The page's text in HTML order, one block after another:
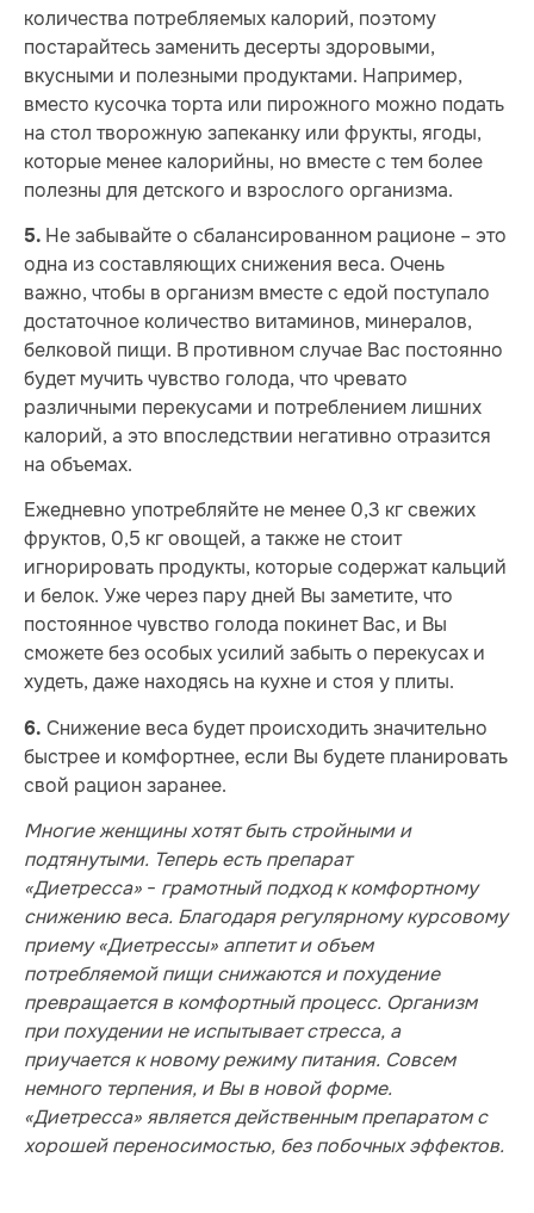
количества потребляемых калорий, поэтому
постарайтесь заменить десерты здоровыми,
вкусными и полезными продуктами. Например,
вместо кусочка торта или пирожного можно подать
на стол творожную запеканку или фрукты, ягоды,
которые менее калорийны, но вместе с тем более
полезны для детского и взрослого организма.
5. Не забывайте о сбалансированном рационе – это
одна из составляющих снижения веса. Очень
важно, чтобы в организм вместе с едой поступало
достаточное количество витаминов, минералов,
белковой пищи. В противном случае Вас постоянно
будет мучить чувство голода, что чревато
различными перекусами и потреблением лишних
калорий, а это впоследствии негативно отразится
на объемах.
Ежедневно употребляйте не менее 0,3 кг свежих
фруктов, 0,5 кг овощей, а также не стоит
игнорировать продукты, которые содержат кальций
и белок. Уже через пару дней Вы заметите, что
постоянное чувство голода покинет Вас, и Вы
сможете без особых усилий забыть о перекусах и
худеть, даже находясь на кухне и стоя у плиты.
6. Снижение веса будет происходить значительно
быстрее и комфортнее, если Вы будете планировать
свой рацион заранее.
Многие женщины хотят быть стройными и
подтянутыми. Теперь есть препарат
«Диетресса» − грамотный подход к комфортному
снижению веса. Благодаря регулярному курсовому
приему «Диетрессы» аппетит и объем
потребляемой пищи снижаются и похудение
превращается в комфортный процесс. Организм
при похудении не испытывает стресса, а
приучается к новому режиму питания. Совсем
немного терпения, и Вы в новой форме.
«Диетресса» является действенным препаратом с
хорошей переносимостью, без побочных эффектов.